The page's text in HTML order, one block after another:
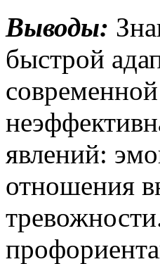
Выводы:
быстрой
явлений:
отношения